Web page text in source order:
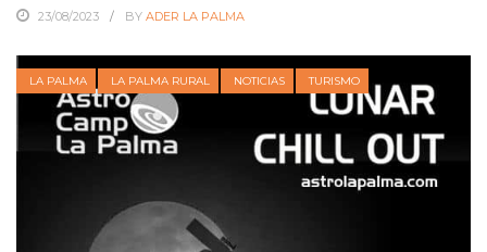
23/08/2023 BY ADER LA PALMA
LA PALMA LA PALMA RURAL NOTICIAS TURISMO